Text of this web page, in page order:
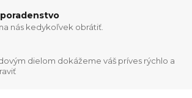
nás kedykoľvek obrátiť.
dielom dokážeme váš príves rýchlo a